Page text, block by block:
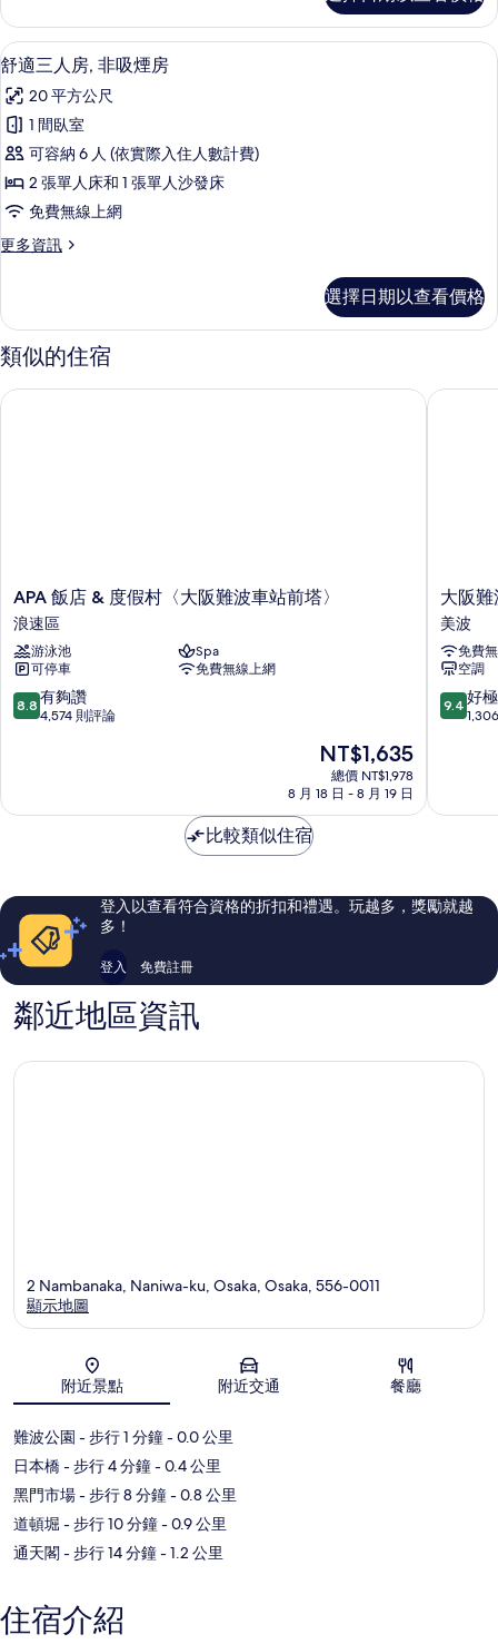
煙
房
的
所
有
相
片
雙
床
房,
吸
煙
房
的
詳
情
顯
示
舒
適
三
人
非
煙
房
的
所
客房內保險箱、遮光布/窗簾、免費無
15
舒適三人房, 非吸煙房
20 平方公尺
1 間臥室
可容納 6 人 (依實際入住人數計費)
2 張單人床和 1 張單人沙發床
免費無線上網
更多資訊
更
三
人
房,
吸
選擇日期以查看價格
類似的住宿
APA
飯
店
&
度
假
村
車
浪
速
APA 飯店 & 度假村〈大阪難波車站前塔〉
浪速區
游泳池
Spa
可停車
免費無線上網
8.8
分，
有
則
評
8.8 有夠讚
4,574 則評論
現
在
價
NT$1,635
總價 NT$1,978
8 月 18 日 - 8 月 19 日
APA 飯店 & 度假村〈大阪難波車站前塔〉
大
阪
難
波
站
日
和
大阪
美波
免費
空調
9.4
分，
好
則
評
9.4 好
大阪難
比較類似住宿
登入以查看符合資格的折扣和禮遇。玩越多，獎勵就越
多！
登入 免費註冊
鄰近地區資訊
地圖
2 Nambanaka, Naniwa-ku, Osaka, Osaka, 556-0011
顯示地圖
附近景點 附近交通 餐廳
難波公園 - 步行 1 分鐘- 0.0 公里
日本橋- 步行 4 分鐘- 0.4 公里
黑門市場- 步行 8 分鐘- 0.8 公里
道頓堀 - 步行 10 分鐘- 0.9 公里
通天閣- 步行 14 分鐘- 1.2 公里
住宿介紹